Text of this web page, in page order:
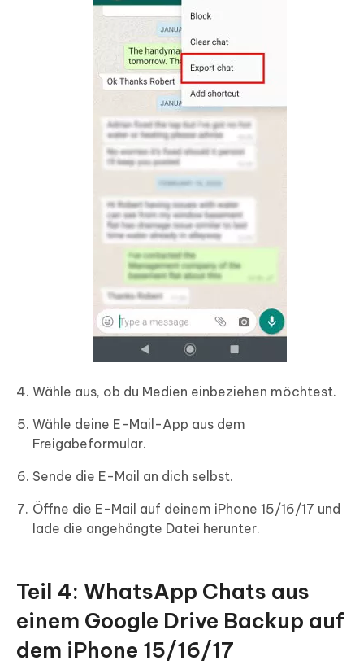
Wähle aus, ob du Medien einbeziehen möchtest.
Wähle deine E-Mail-App aus dem
Freigabeformular.
Sende die E-Mail an dich selbst.
Öffne die E-Mail auf deinem iPhone 15/16/17 und
lade die angehängte Datei herunter.
Teil 4: WhatsApp Chats aus
einem Google Drive Backup auf
dem iPhone 15/16/17